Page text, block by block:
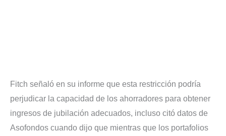
Fitch señaló en su informe que esta restricción podría
perjudicar la capacidad de los ahorradores para obtener
ingresos de jubilación adecuados, incluso citó datos de
Asofondos cuando dijo que mientras que los portafolios